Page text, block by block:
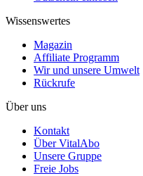
Wissenswertes
Magazin
Affiliate Programm
Wir und unsere Umwelt
Rückrufe
Über uns
Kontakt
Über VitalAbo
Unsere Gruppe
Freie Jobs